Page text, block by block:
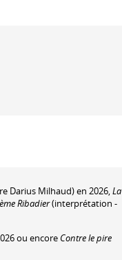
Darius Milhaud) en 2026, La
Ribadier(interprétation -
ou encore Contre le pire